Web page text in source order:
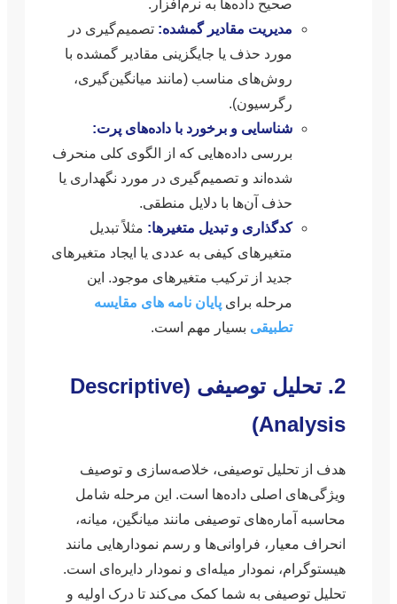
صحیح داده‌ها به نرم‌افزار.
مدیریت مقادیر گمشده: تصمیم‌گیری در
مورد حذف یا جایگزینی مقادیر گمشده با
روش‌های مناسب (مانند میانگین‌گیری،
رگرسیون).
شناسایی و برخورد با داده‌های پرت:
بررسی داده‌هایی که از الگوی کلی منحرف
شده‌اند و تصمیم‌گیری در مورد نگهداری یا
حذف آن‌ها با دلایل منطقی.
کدگذاری و تبدیل متغیرها: مثلاً تبدیل
متغیرهای کیفی به عددی یا ایجاد متغیرهای
جدید از ترکیب متغیرهای موجود. این
مرحله برای پایان نامه های مقایسه
تطبیقی بسیار مهم است.
2. تحلیل توصیفی (Descriptive
Analysis)
هدف از تحلیل توصیفی، خلاصه‌سازی و توصیف
ویژگی‌های اصلی داده‌ها است. این مرحله شامل
محاسبه آماره‌های توصیفی مانند میانگین، میانه،
انحراف معیار، فراوانی‌ها و رسم نمودارهایی مانند
هیستوگرام، نمودار میله‌ای و نمودار دایره‌ای است.
تحلیل توصیفی به شما کمک می‌کند تا درک اولیه و